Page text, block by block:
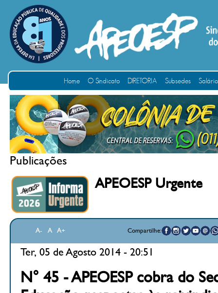
Home O Sindicato DIRETORIA Subsedes
Publicações
APEOESP Urgente
A- A A+ Compartilhe:
Ter, 05 de Agosto 2014 - 20:51
N° 45 - APEOESP cobra do